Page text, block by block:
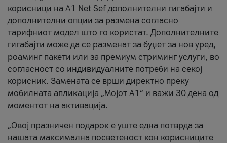
корисници на A1 Net Sef дополнителни гигабајти и
дополнителни опции за размена согласно
тарифниот модел што го користат. Дополнителните
гигабајти може да се разменат за буџет за нов уред,
роаминг пакети или за премиум стриминг услуги, во
согласност со индивидуалните потреби на секој
корисник. Замената се врши директно преку
мобилната апликација „Мојот А1“ и важи 30 дена од
моментот на активација.
„Овој празничен подарок е уште една потврда за
нашата максимална посветеност кон корисниците